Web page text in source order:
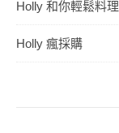
Holly 和你輕鬆料理
Holly 瘋採購